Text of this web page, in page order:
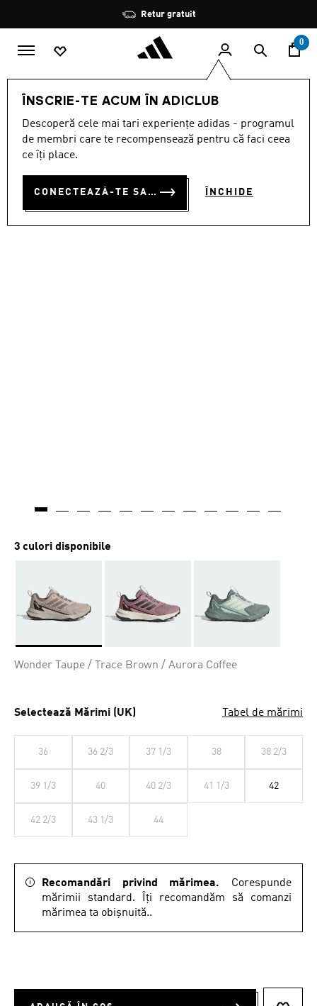
Oprește
rotația
Retur gratuit
0
ÎNSCRIE-TE ACUM ÎN ADICLUB
Descoperă cele mai tari experiențe adidas - programul
de membri care te recompensează pentru că faci ceea
ce îți place.
CONECTEAZĂ-TE SAU ÎNSCRIE-TE ACUM ÎNCHIDE
Femei
PANTOFI DE ALERGAT PE
POTECI TRACEFINDER
RON 350.00
3 culori disponibile
Wonder Taupe / Trace Brown / Aurora Coffee
Selectează Mărimi (UK) Tabel de mărimi
36 36 2/3 37 1/3 38 38 2/3
39 1/3 40 40 2/3 41 1/3 42
42 2/3 43 1/3 44
Recomandări privind mărimea. Corespunde
mărimii standard. Îți recomandăm să comanzi
mărimea ta obișnuită..